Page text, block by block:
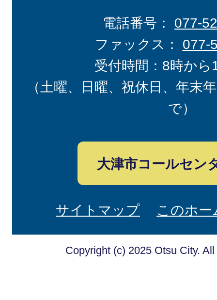
電話番号： 077-
ファックス： 077-
受付時間：8時から
（土曜、日曜、祝休日、年末
で）
大津市コールセン
サイトマップ このホ
Copyright (c) 2025 Otsu City.